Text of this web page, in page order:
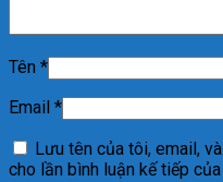
Tên *
Email *
Lưu tên của tôi, email,
cho lần bình luận kế tiếp